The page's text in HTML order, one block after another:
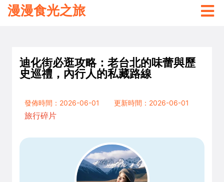
漫漫食光之旅
迪化街必逛攻略：老台北的味蕾與歷
史巡禮，內行人的私藏路線
發佈時間：2026-06-01
更新時間：2026-06-01
旅行碎片